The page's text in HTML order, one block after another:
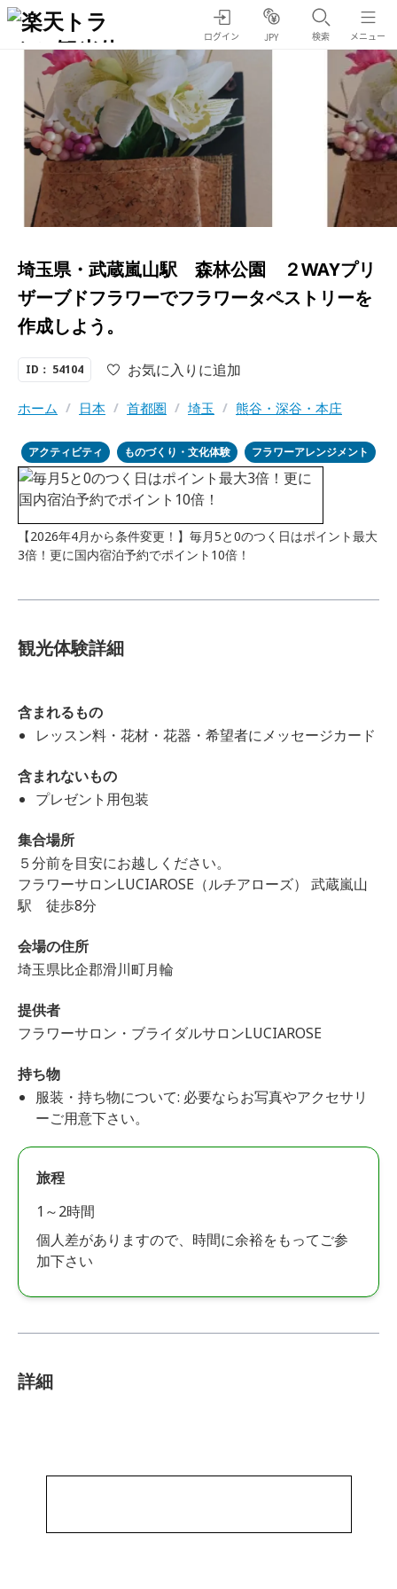
ログイン JPY 検索 メニュー
埼玉県・武蔵嵐山駅 森林公園 ２WAYプリ
ザーブドフラワーでフラワータペストリーを
作成しよう。
ID： 54104 お気に入りに追加
ホーム / 日本 / 首都圏 / 埼玉 / 熊谷・深谷・本庄
アクティビティ ものづくり・文化体験 フラワーアレンジメント
【2026年4月から条件変更！】毎月5と0のつく日はポイント最大
3倍！更に国内宿泊予約でポイント10倍！
観光体験詳細
含まれるもの
レッスン料・花材・花器・希望者にメッセージカード
含まれないもの
プレゼント用包装
集合場所
５分前を目安にお越しください。
フラワーサロンLUCIAROSE（ルチアローズ） 武蔵嵐山
駅 徒歩8分
会場の住所
埼玉県比企郡滑川町月輪
提供者
フラワーサロン・ブライダルサロンLUCIAROSE
持ち物
服装・持ち物について: 必要ならお写真やアクセサリ
ーご用意下さい。
旅程
1～2時間
個人差がありますので、時間に余裕をもってご参
加下さい
詳細